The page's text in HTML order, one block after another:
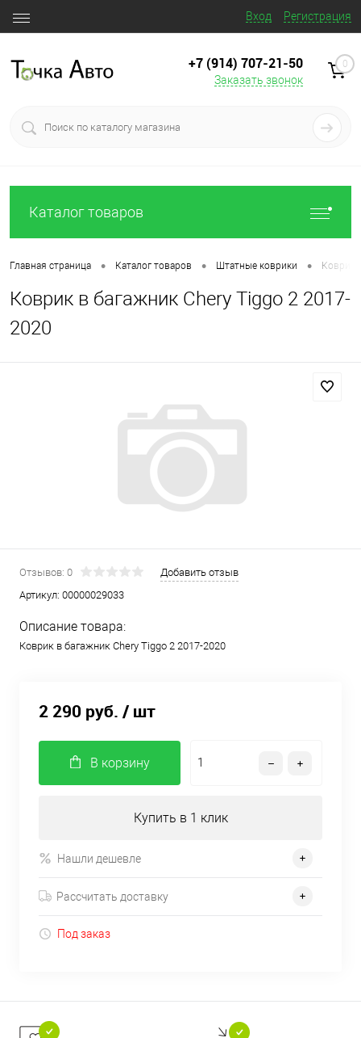
Вход Регистрация
+7 (914) 707‒21‒50
Заказать звонок
0
Каталог товаров
Главная страница • Каталог товаров • Штатные коврики • Коврик
Коврик в багажник Chery Tiggo 2 2017-
2020
Отзывов: 0
Добавить отзыв
Артикул: 00000029033
Описание товара:
Коврик в багажник Chery Tiggo 2 2017-2020
2 290 руб. / шт
В корзину
Купить в 1 клик
Нашли дешевле
Рассчитать доставку
Под заказ